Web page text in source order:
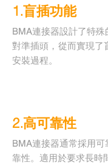
1.盲插功能
BMA連接器設計了特
對準插頭，從而實現了
安裝過程。
2.高可靠性
BMA連接器通常採用可
靠性。適用於要求長時